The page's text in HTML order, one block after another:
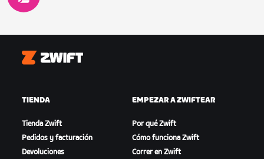
Zwift
TIENDA
Tienda Zwift
Pedidos y facturación
Devoluciones
EMPEZAR A ZWIFTEAR
Por qué Zwift
Cómo funciona Zwift
Correr en Zwift